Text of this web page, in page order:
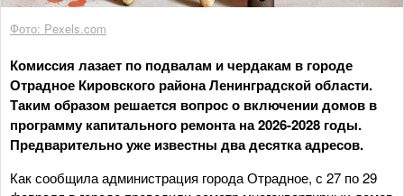
Фото: Pexels.com
Комиссия лазает по подвалам и чердакам в городе
Отрадное Кировского района Ленинградской области.
Таким образом решается вопрос о включении домов в
программу капитального ремонта на 2026-2028 годы.
Предварительно уже известны два десятка адресов.
Как сообщила администрация города Отрадное, с 27 по 29